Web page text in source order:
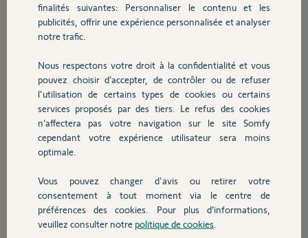
Domotique
Chauffage
Autres produits
Devis avec un pro
Contact
Merci,
Olivier
Participer au fil de discussion
Réponses
Poster les numéros de série (PIN) des deux Switch et attendez l'aide d'un
Yello.
JACKY M. il y a 2 mois
finalités suivantes: Personnaliser le contenu et les
publicités, offrir une expérience personnalisée et analyser
notre trafic.
Nous respectons votre droit à la confidentialité et vous
pouvez choisir d’accepter, de contrôler ou de refuser
l'utilisation de certains types de cookies ou certains
services proposés par des tiers. Le refus des cookies
n’affectera pas votre navigation sur le site Somfy
cependant votre expérience utilisateur sera moins
optimale.
Vous pouvez changer d'avis ou retirer votre
consentement à tout moment via le centre de
préférences des cookies. Pour plus d’informations,
veuillez consulter notre politique de cookies